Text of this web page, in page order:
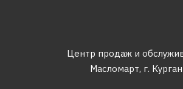
Центр продаж и
Масломарт, г. Курган